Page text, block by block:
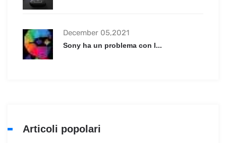
December 05,2021
Sony ha un problema con l...
Articoli popolari